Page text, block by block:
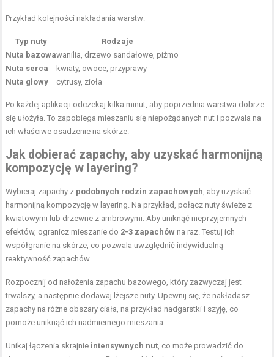
Przykład kolejności nakładania warstw:
Typ nuty
Rodzaje
Nuta bazowawanilia, drzewo sandałowe, piżmo
Nuta serca
kwiaty, owoce, przyprawy
Nuta głowy
cytrusy, zioła
Po każdej aplikacji odczekaj kilka minut, aby poprzednia warstwa dobrze
się ułożyła. To zapobiega mieszaniu się niepożądanych nut i pozwala na
ich właściwe osadzenie na skórze.
Jak dobierać zapachy, aby uzyskać harmonijną
kompozycję w layering?
Wybieraj zapachy z podobnych rodzin zapachowych , aby uzyskać
harmonijną kompozycję w layering. Na przykład, połącz nuty świeże z
kwiatowymi lub drzewne z ambrowymi. Aby uniknąć nieprzyjemnych
efektów, ogranicz mieszanie do 2-3 zapachów na raz. Testuj ich
współgranie na skórze, co pozwala uwzględnić indywidualną
reaktywność zapachów.
Rozpocznij od nałożenia zapachu bazowego, który zazwyczaj jest
trwalszy, a następnie dodawaj lżejsze nuty. Upewnij się, że nakładasz
zapachy na różne obszary ciała, na przykład nadgarstki i szyję, co
pomoże uniknąć ich nadmiernego mieszania.
Unikaj łączenia skrajnie intensywnych nut , co może prowadzić do